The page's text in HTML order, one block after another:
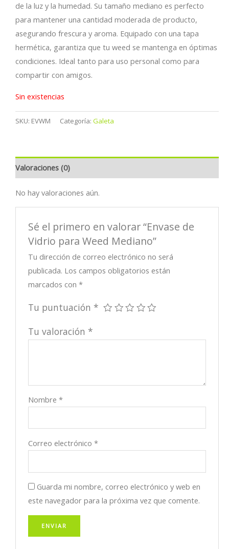
₡4500.₡3000.
de la luz y la humedad. Su tamaño mediano es perfecto
para mantener una cantidad moderada de producto,
asegurando frescura y aroma. Equipado con una tapa
hermética, garantiza que tu weed se mantenga en óptimas
condiciones. Ideal tanto para uso personal como para
compartir con amigos.
Sin existencias
SKU: EVWM Categoría: Galeta
Valoraciones (0)
No hay valoraciones aún.
Sé el primero en valorar “Envase de
Vidrio para Weed Mediano”
Tu dirección de correo electrónico no será
publicada. Los campos obligatorios están
marcados con*
Tu puntuación *
Tu valoración *
Nombre*
Correo electrónico*
Guarda mi nombre, correo electrónico y web en
este navegador para la próxima vez que comente.